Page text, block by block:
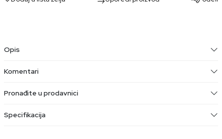
Opis
Komentari
Pronađite u prodavnici
Specifikacija